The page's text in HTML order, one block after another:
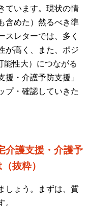
ています。現状の情
含めた）然るべき準
スレターでは、多く
が高く、また、ポジ
性大）につながる
・介護予防支援」
プ・確認していきた
介護支援・介護予
抜粋）
しょう。まずは、質
。